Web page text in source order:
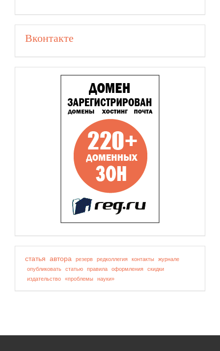
Вконтакте
статья автора резерв редколлегия контакты
журнале
опубликовать
статью правила оформления
скидки
издательство
«проблемы науки»